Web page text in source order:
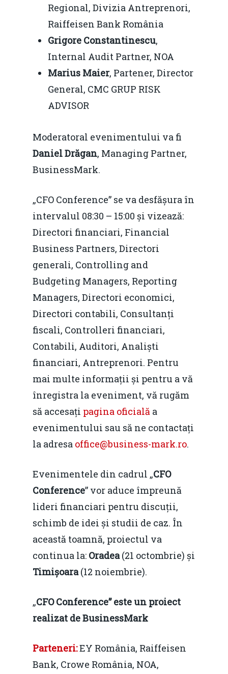
Regional, Divizia Antreprenori,
Raiffeisen Bank România
Grigore Constantinescu,
Internal Audit Partner, NOA
Marius Maier, Partener, Director
General, CMC GRUP RISK
ADVISOR
Moderatoral evenimentului va fi
Daniel Drăgan, Managing Partner,
BusinessMark.
„CFO Conference” se va desfășura în
intervalul 08:30 – 15:00 și vizează:
Directori financiari, Financial
Business Partners, Directori
generali, Controlling and
Budgeting Managers, Reporting
Managers, Directori economici,
Directori contabili, Consultanți
fiscali, Controlleri financiari,
Contabili, Auditori, Analiști
financiari, Antreprenori. Pentru
mai multe informații și pentru a vă
înregistra la eveniment, vă rugăm
să accesați pagina oficială a
evenimentului sau să ne contactați
la adresa office@business-mark.ro.
Evenimentele din cadrul „CFO
Conference” vor aduce împreună
lideri financiari pentru discuții,
schimb de idei și studii de caz. În
această toamnă, proiectul va
continua la: Oradea(21 octombrie) și
Timișoara(12 noiembrie).
„CFO Conference” este un proiect
realizat de BusinessMark
Parteneri:EY România, Raiffeisen
Bank, Crowe România, NOA,
Home
Noutăți
Despre
Evenimente
Foto